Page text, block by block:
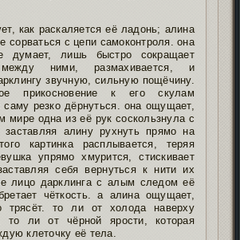
как раскаляется её ладонь; алина
сорваться с цепи самоконтроля. она
лишь быстро сокращает
между ними, размахивается, и
звучную, сильную пощёчину.
прикосновение к его скулам
саму резко дёрнуться. она ощущает,
мире одна из её рук соскользнула с
алину рухнуть прямо на
картинка расплывается, теряя
упрямо хмурится, стискивает
себя вернуться к нити их
лицо дарклинга с алым следом её
чёткость. а алина ощущает,
трясёт. то ли от холода наверху
то ли от чёрной ярости, которая
клеточку её тела.